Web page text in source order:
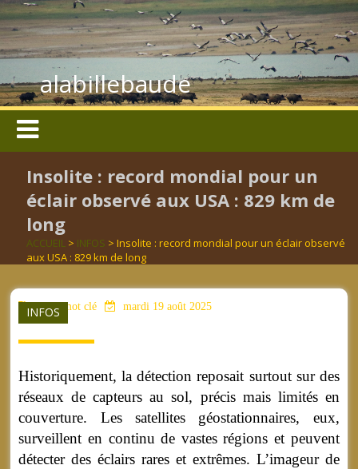
alabillebaude
Insolite : record mondial pour un
éclair observé aux USA : 829 km de
long
ACCUEIL > INFOS > Insolite : record mondial pour un éclair observé
aux USA : 829 km de long
INFOS
aucun mot clé mardi 19 août 2025
Historiquement, la détection reposait surtout sur des
réseaux de capteurs au sol, précis mais limités en
couverture. Les satellites géostationnaires, eux,
surveillent en continu de vastes régions et peuvent
détecter des éclairs rares et extrêmes. L’imageur de